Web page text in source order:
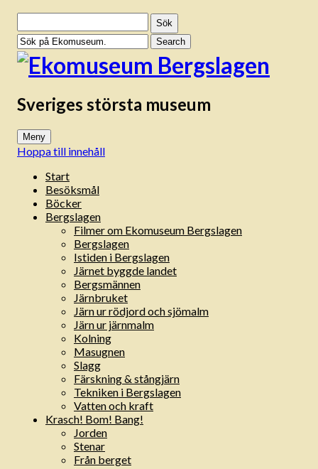
efter:
Sveriges största museum
Meny
Hoppa till innehåll
Start
Besöksmål
Böcker
Bergslagen
Filmer om Ekomuseum Bergslagen
Bergslagen
Istiden i Bergslagen
Järnet byggde landet
Bergsmännen
Järnbruket
Järn ur rödjord och sjömalm
Järn ur järnmalm
Kolning
Masugnen
Slagg
Färskning & stångjärn
Tekniken i Bergslagen
Vatten och kraft
Krasch! Bom! Bang!
Jorden
Stenar
Från berget